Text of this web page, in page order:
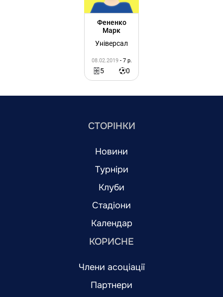
Фененко
Марк
Універсал
08.02.2019 - 7 р.
5 0
СТОРІНКИ
Новини
Турніри
Клуби
Стадіони
Календар
КОРИСНЕ
Члени асоціації
Партнери